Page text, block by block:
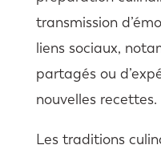
transmission
liens sociaux,
partagés ou
nouvelles recettes.
Les traditions